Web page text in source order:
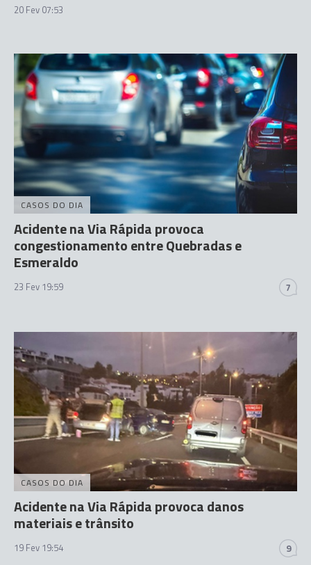
20 Fev 07:53
CASOS DO DIA
Acidente na Via Rápida provoca
congestionamento entre Quebradas e
Esmeraldo
23 Fev 19:59 7
CASOS DO DIA
Acidente na Via Rápida provoca danos
materiais e trânsito
19 Fev 19:54 9